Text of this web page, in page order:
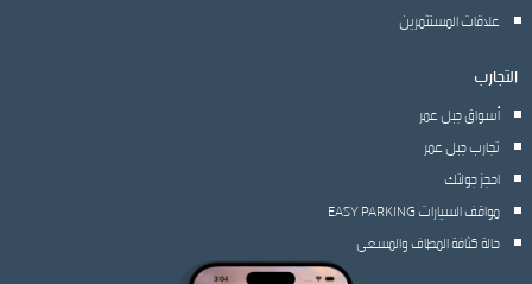
علاقات المستثمرين
التجارب
أسواق جبل عمر
تجارب جبل عمر
احجز جولتك
مواقف السيارات EASY PARKING
حالة كثافة المطاف والمسعى